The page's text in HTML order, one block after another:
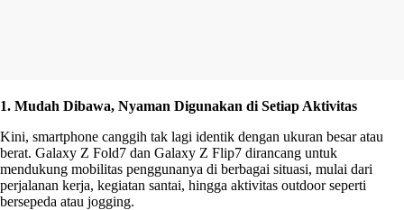
1. Mudah Dibawa, Nyaman Digunakan di Setiap Aktivitas
Kini, smartphone canggih tak lagi identik dengan ukuran besar atau
berat. Galaxy Z Fold7 dan Galaxy Z Flip7 dirancang untuk
mendukung mobilitas penggunanya di berbagai situasi, mulai dari
perjalanan kerja, kegiatan santai, hingga aktivitas outdoor seperti
bersepeda atau jogging.